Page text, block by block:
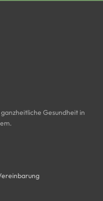
Gesundheit in